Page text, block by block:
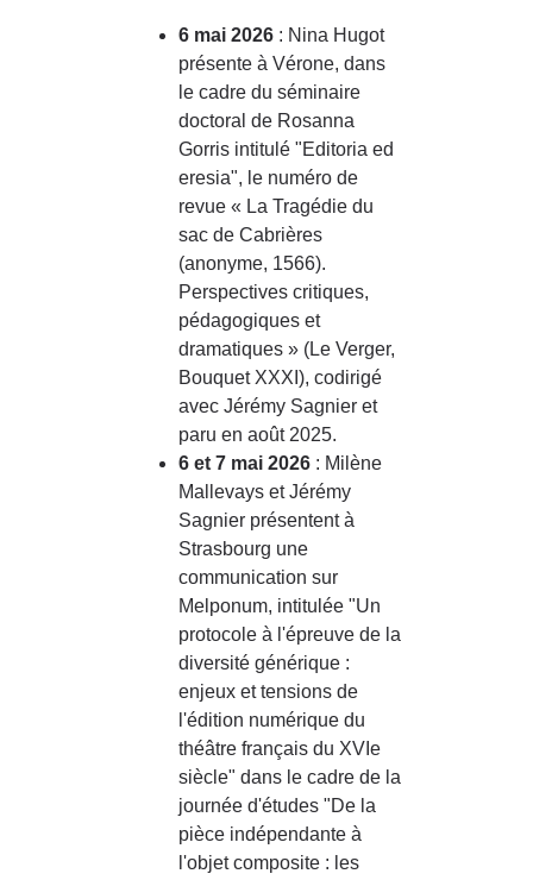
6 mai 2026 : Nina Hugot
présente à Vérone, dans
le cadre du séminaire
doctoral de Rosanna
Gorris intitulé "Editoria ed
eresia", le numéro de
revue « La Tragédie du
sac de Cabrières
(anonyme, 1566).
Perspectives critiques,
pédagogiques et
dramatiques » (Le Verger,
Bouquet XXXI), codirigé
avec Jérémy Sagnier et
paru en août 2025.
6 et 7 mai 2026 : Milène
Mallevays et Jérémy
Sagnier présentent à
Strasbourg une
communication sur
Melponum, intitulée "Un
protocole à l'épreuve de la
diversité générique :
enjeux et tensions de
l'édition numérique du
théâtre français du XVIe
siècle" dans le cadre de la
journée d'études "De la
pièce indépendante à
l'objet composite : les